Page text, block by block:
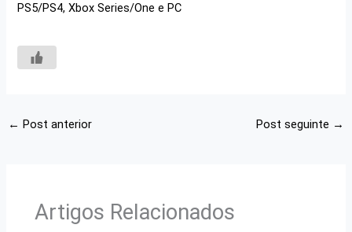
PS5/PS4, Xbox Series/One e PC
← Post anterior Post seguinte →
Artigos Relacionados